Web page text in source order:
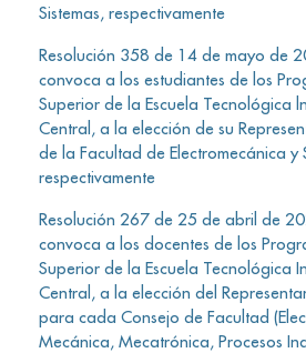
Sistemas, respectivamente
Resolución 358 de 14 de mayo de
convoca a los estudiantes de los
Superior de la Escuela Tecnológica
Central, a la elección de su
de la Facultad de Electromecánica y
respectivamente
Resolución 267 de 25 de abril de
convoca a los docentes de los
Superior de la Escuela Tecnológica
Central, a la elección del
para cada Consejo de Facultad
Mecánica, Mecatrónica, Procesos